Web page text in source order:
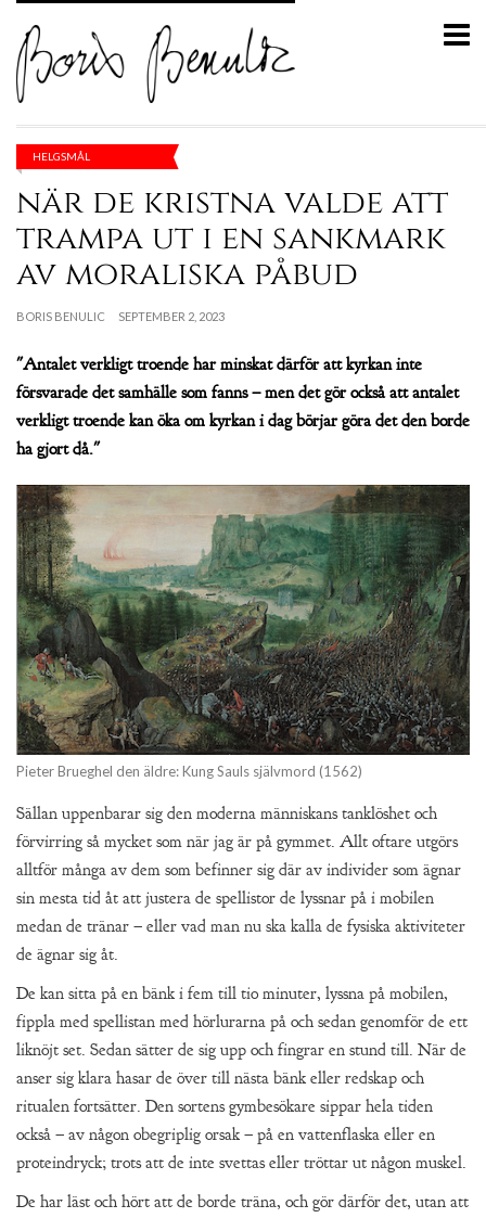
HELGSMÅL
när de kristna valde att
trampa ut i en sankmark
av moraliska påbud
BORIS BENULIC SEPTEMBER 2, 2023
"Antalet verkligt troende har minskat därför att kyrkan inte
försvarade det samhälle som fanns – men det gör också att antalet
verkligt troende kan öka om kyrkan i dag börjar göra det den borde
ha gjort då."
Pieter Brueghel den äldre: Kung Sauls självmord (1562)
Sällan uppenbarar sig den moderna människans tanklöshet och
förvirring så mycket som när jag är på gymmet. Allt oftare utgörs
alltför många av dem som befinner sig där av individer som ägnar
sin mesta tid åt att justera de spellistor de lyssnar på i mobilen
medan de tränar – eller vad man nu ska kalla de fysiska aktiviteter
de ägnar sig åt.
De kan sitta på en bänk i fem till tio minuter, lyssna på mobilen,
fippla med spellistan med hörlurarna på och sedan genomför de ett
liknöjt set. Sedan sätter de sig upp och fingrar en stund till. När de
anser sig klara hasar de över till nästa bänk eller redskap och
ritualen fortsätter. Den sortens gymbesökare sippar hela tiden
också – av någon obegriplig orsak – på en vattenflaska eller en
proteindryck; trots att de inte svettas eller tröttar ut någon muskel.
De har läst och hört att de borde träna, och gör därför det, utan att